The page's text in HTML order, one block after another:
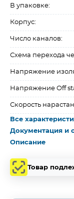
В упаковке:
Корпус:
Число каналов:
Схема перехода
Напряжение
Напряжение Off
Скорость
Все
Документация и
Описание
Товар